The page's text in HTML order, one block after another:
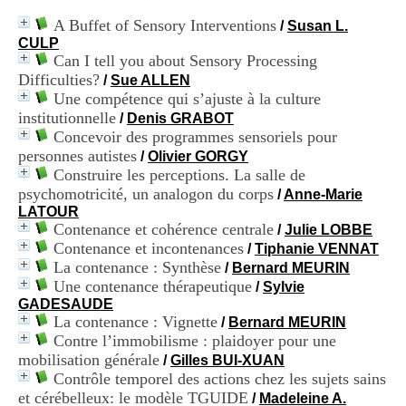
A Buffet of Sensory Interventions /Susan L.
CULP
Can I tell you about Sensory Processing
Difficulties? /Sue ALLEN
Une compétence qui s’ajuste à la culture
institutionnelle / Denis GRABOT
Concevoir des programmes sensoriels pour
personnes autistes /Olivier GORGY
Construire les perceptions. La salle de
psychomotricité, un analogon du corps /Anne-Marie
LATOUR
Contenance et cohérence centrale /Julie LOBBE
Contenance et incontenances /Tiphanie VENNAT
La contenance : Synthèse / Bernard MEURIN
Une contenance thérapeutique /Sylvie
GADESAUDE
La contenance : Vignette / Bernard MEURIN
Contre l’immobilisme : plaidoyer pour une
mobilisation générale /Gilles BUI-XUAN
Contrôle temporel des actions chez les sujets sains
et cérébelleux: le modèle TGUIDE / Madeleine A.
o
d
u
C
R
A
R
h
ô
e
A
l
p
e
C
n
t
r
e